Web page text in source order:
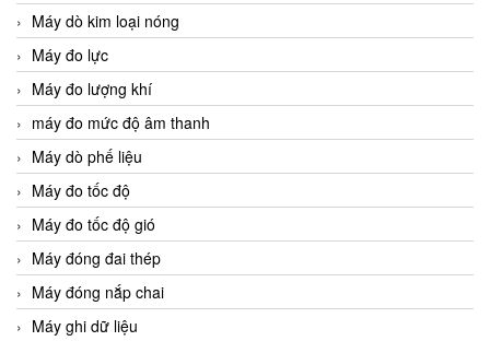
Máy dò kim loại nóng
Máy đo lực
Máy đo lượng khí
máy đo mức độ âm thanh
Máy dò phế liệu
Máy đo tốc độ
Máy đo tốc độ gió
Máy đóng đai thép
Máy đóng nắp chai
Máy ghi dữ liệu